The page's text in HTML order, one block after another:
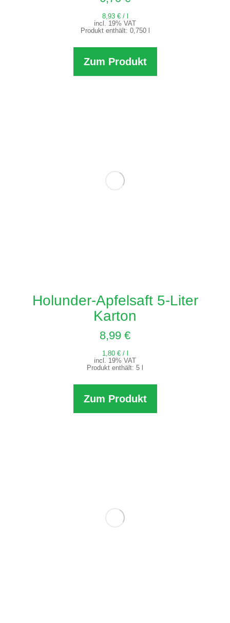
8,93 €/
incl. 19% VAT
Produkt enthält: 0,750
Zum Produkt
Holunder-Apfelsaft 5-Liter
Karton
8,99 €
1,80 €/
incl. 19% VAT
Produkt enthält: 5
Zum Produkt